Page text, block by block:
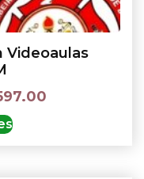
Videoaulas